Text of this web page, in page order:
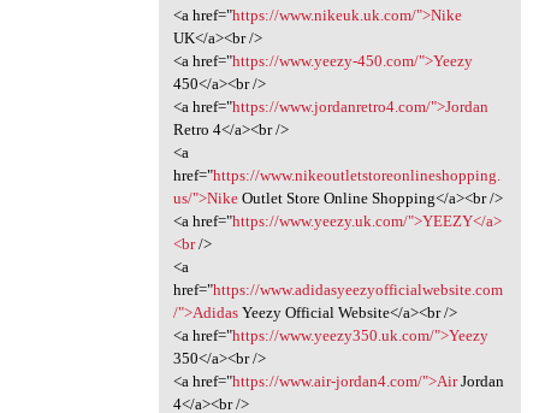
<a href="https://www.nikeuk.uk.com/">Nike
UK</a><br />
<a href="https://www.yeezy-450.com/">Yeezy
450</a><br />
<a href="https://www.jordanretro4.com/">Jordan
Retro 4</a><br />
<a
href="https://www.nikeoutletstoreonlineshopping.
us/">NikeOutlet Store Online Shopping</a><br />
<a href="https://www.yeezy.uk.com/">YEEZY</a>
<br/>
<a
href="https://www.adidasyeezyofficialwebsite.com
/">AdidasYeezy Official Website</a><br />
<a href="https://www.yeezy350.uk.com/">Yeezy
350</a><br />
<a href="https://www.air-jordan4.com/">AirJordan
4</a><br />